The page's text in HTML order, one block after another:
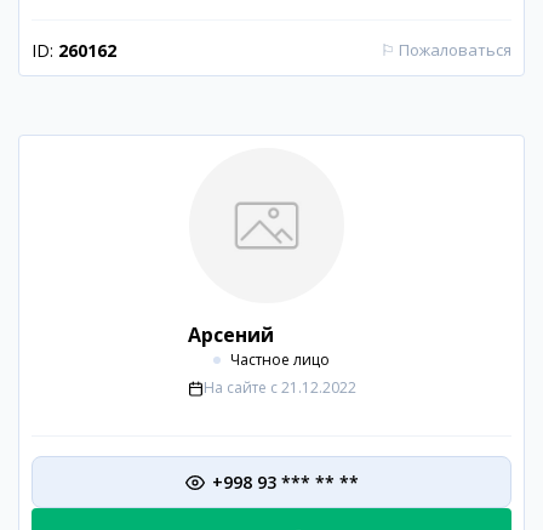
ID: 260162 ⚐ Пожаловаться
Арсений
Частное лицо
На сайте с 21.12.2022
+998 93 *** ** **